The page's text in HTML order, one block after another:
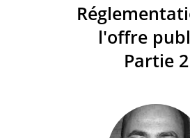
l'offre
Partie 2